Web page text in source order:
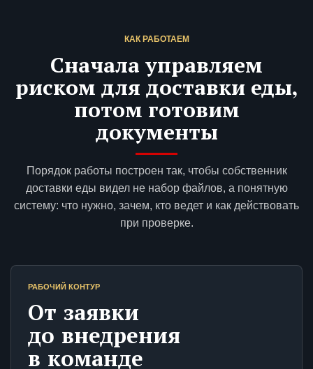
КАК РАБОТАЕМ
Сначала управляем
риском для доставки еды,
потом готовим
документы
Порядок работы построен так, чтобы собственник
доставки еды видел не набор файлов, а понятную
систему: что нужно, зачем, кто ведет и как действовать
при проверке.
РАБОЧИЙ КОНТУР
От заявки
до внедрения
в команде